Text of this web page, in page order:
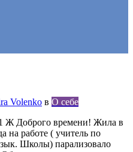
Volenko в О себе
Ж Доброго времени! Жила в
на работе ( учитель по
Школы) парализовало